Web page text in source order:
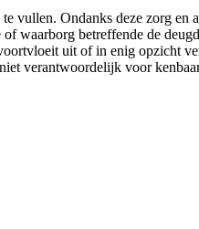
vullen. Ondanks deze zorg en
waarborg betreffende de
uit of in enig opzicht
verantwoordelijk voor